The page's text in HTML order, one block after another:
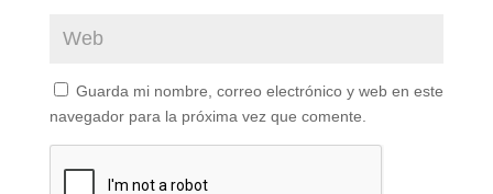
Guarda mi nombre, correo electrónico y web en este
navegador para la próxima vez que comente.